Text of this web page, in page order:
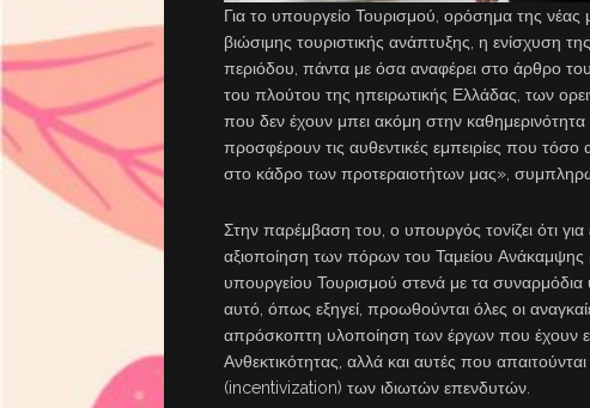
Για το υπουργείο Τουρισμού, ορόσημα της
βιώσιμης τουριστικής ανάπτυξης, η ενίσχυση
περιόδου, πάντα με όσα αναφέρει στο άρθρο
του πλούτου της ηπειρωτικής Ελλάδας, των
που δεν έχουν μπει ακόμη στην
προσφέρουν τις αυθεντικές εμπειρίες που τόσο
στο κάδρο των προτεραιοτήτων μας»,
Στην παρέμβαση του, ο υπουργός τονίζει ότι
αξιοποίηση των πόρων του Ταμείου Ανάκαμψης
υπουργείου Τουρισμού στενά με τα συναρμόδια
αυτό, όπως εξηγεί, προωθούνται όλες οι
απρόσκοπτη υλοποίηση των έργων που έχουν
Ανθεκτικότητας, αλλά και αυτές που
(incentivization) των ιδιωτών επενδυτών.